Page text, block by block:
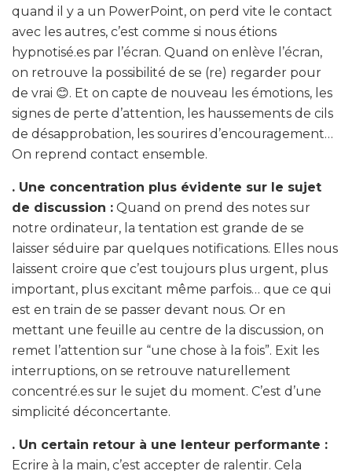
quand il y a un PowerPoint, on perd vite le contact
avec les autres, c’est comme si nous étions
hypnotisé.es par l’écran. Quand on enlève l’écran,
on retrouve la possibilité de se (re) regarder pour
de vrai 😊. Et on capte de nouveau les émotions, les
signes de perte d’attention, les haussements de cils
de désapprobation, les sourires d’encouragement…
On reprend contact ensemble.
. Une concentration plus évidente sur le sujet
de discussion : Quand on prend des notes sur
notre ordinateur, la tentation est grande de se
laisser séduire par quelques notifications. Elles nous
laissent croire que c’est toujours plus urgent, plus
important, plus excitant même parfois… que ce qui
est en train de se passer devant nous. Or en
mettant une feuille au centre de la discussion, on
remet l’attention sur “une chose à la fois”. Exit les
interruptions, on se retrouve naturellement
concentré.es sur le sujet du moment. C’est d’une
simplicité déconcertante.
. Un certain retour à une lenteur performante :
Ecrire à la main, c’est accepter de ralentir. Cela